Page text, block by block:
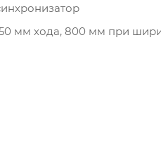
мм хода, 800 мм при